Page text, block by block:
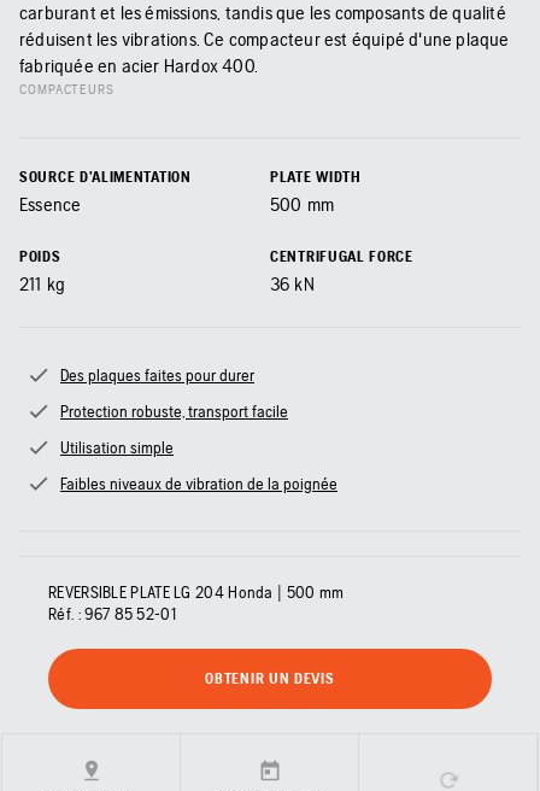
carburant et les émissions, tandis que les composants de qualité
réduisent les vibrations. Ce compacteur est équipé d'une plaque
fabriquée en acier Hardox 400.
COMPACTEURS
SOURCE D’ALIMENTATION
Essence
PLATE WIDTH
500 mm
POIDS
211 kg
CENTRIFUGAL FORCE
36 kN
Des plaques faites pour durer
Protection robuste, transport facile
Utilisation simple
Faibles niveaux de vibration de la poignée
REVERSIBLE PLATE LG 204 Honda | 500 mm
Réf. : 967 85 52‑01
OBTENIR UN DEVIS